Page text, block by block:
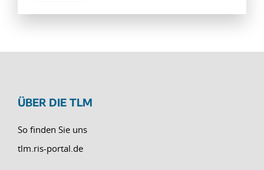
ÜBER DIE TLM
So finden Sie uns
tlm.ris-portal.de